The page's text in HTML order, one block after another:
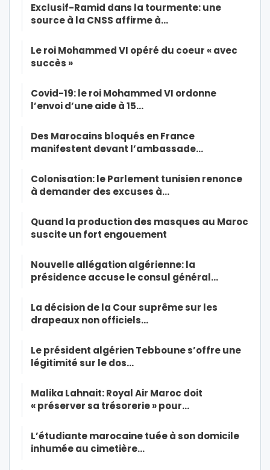
Exclusif-Ramid dans la tourmente: une
source à la CNSS affirme à…
Le roi Mohammed VI opéré du coeur « avec
succès »
Covid-19: le roi Mohammed VI ordonne
l’envoi d’une aide à 15…
Des Marocains bloqués en France
manifestent devant l’ambassade…
Colonisation: le Parlement tunisien renonce
à demander des excuses à…
Quand la production des masques au Maroc
suscite un fort engouement
Nouvelle allégation algérienne: la
présidence accuse le consul général…
La décision de la Cour suprême sur les
drapeaux non officiels…
Le président algérien Tebboune s’offre une
légitimité sur le dos…
Malika Lahnait: Royal Air Maroc doit
« préserver sa trésorerie » pour…
L’étudiante marocaine tuée à son domicile
inhumée au cimetière…